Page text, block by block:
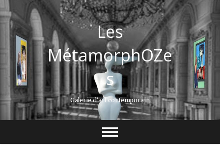
Les
MétamorphOZe
s
Galerie d'art contemporain